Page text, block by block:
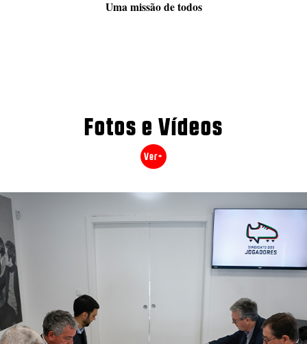
(In)Responsabilidade dos clubes na celebração do seguro
Fotos e Vídeos
Ver+